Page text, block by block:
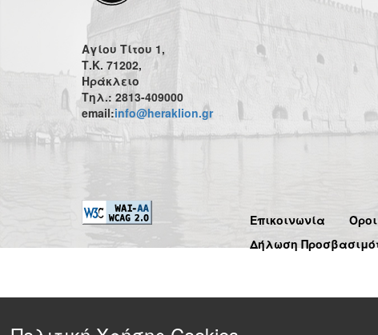
Αγίου Τίτου 1,
Τ.Κ. 71202,
Ηράκλειο
Τηλ.: 2813-409000
email:info@heraklion.gr
Επικοινωνία
Δήλωση